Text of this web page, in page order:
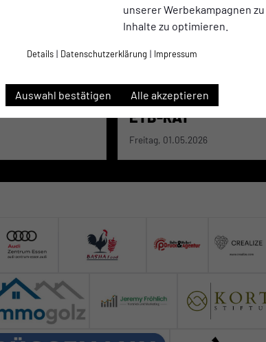
unserer Werbekampagnen
Inhalte zu optimieren.
Details | Datenschutzerklärung | Impressum
Auswahl bestätigen Alle akzeptieren
1. MANNSCHAFT
ETB-RAT
Freitag, 01.05.2026